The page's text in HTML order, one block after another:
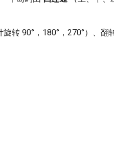
转 90°，180°，270°）、